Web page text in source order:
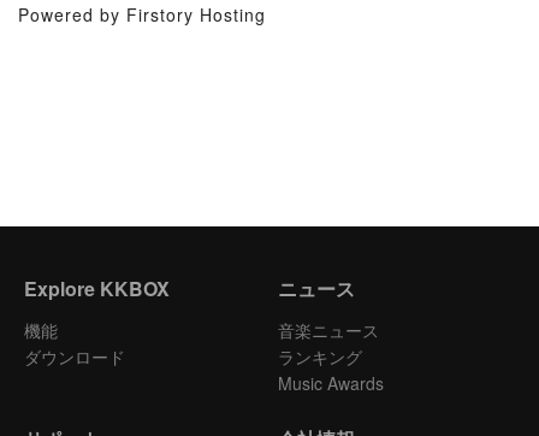
Powered by Firstory Hosting
Explore KKBOX
機能
ダウンロード
ニュース
音楽ニュース
ランキング
Music Awards